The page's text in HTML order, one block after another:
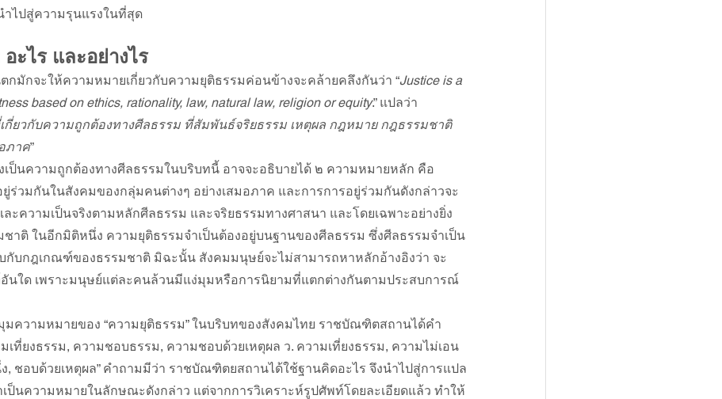
ำไปสู่ความรุนแรงในที่สุด
ะไร และอย่างไร
กมักจะให้ความหมายเกี่ยวกับความยุติธรรมค่อนข้างจะคล้ายคลึงกันว่า “Justice is a
based on ethics, rationality, law, natural law, religion or equity.” แปลว่า
กี่ยวกับความถูกต้องทางศีลธรรม ที่สัมพันธ์จริยธรรม เหตุผล กฎหมาย กฎธรรมชาติ
ภาค”
เป็นความถูกต้องทางศีลธรรมในบริบทนี้ อาจจะอธิบายได้ ๒ ความหมายหลัก คือ
ร่วมกันในสังคมของกลุ่มคนต่างๆ อย่างเสมอภาค และการการอยู่ร่วมกันดังกล่าวจะ
ะความเป็นจริงตามหลักศีลธรรม และจริยธรรมทางศาสนา และโดยเฉพาะอย่างยิ่ง
าติ ในอีกมิติหนึ่ง ความยุติธรรมจำเป็นต้องอยู่บนฐานของศีลธรรม ซึ่งศีลธรรมจำเป็น
กับกฎเกณฑ์ของธรรมชาติ มิฉะนั้น สังคมมนุษย์จะไม่สามารถหาหลักอ้างอิงว่า จะ
นใด เพราะมนุษย์แต่ละคนล้วนมีแง่มุมหรือการนิยามที่แตกต่างกันตามประสบการณ์
มความหมายของ “ความยุติธรรม” ในบริบทของสังคมไทย ราชบัณฑิตสถานได้คำ
เที่ยงธรรม, ความชอบธรรม, ความชอบด้วยเหตุผล ว. ความเที่ยงธรรม, ความไม่เอน
ง, ชอบด้วยเหตุผล” คำถามมีว่า ราชบัณฑิตยสถานได้ใช้ฐานคิดอะไร จึงนำไปสู่การแปล
เป็นความหมายในลักษณะดังกล่าว แต่จากการวิเคราะห์รูปศัพท์โดยละเอียดแล้ว ทำให้